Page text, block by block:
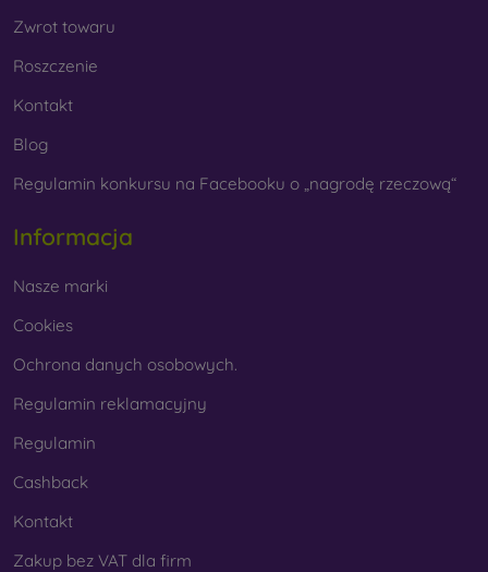
Zwrot towaru
Roszczenie
Kontakt
Blog
Regulamin konkursu na Facebooku o „nagrodę rzeczową“
Informacja
Nasze marki
Cookies
Ochrona danych osobowych.
Regulamin reklamacyjny
Regulamin
Cashback
Kontakt
Zakup bez VAT dla firm